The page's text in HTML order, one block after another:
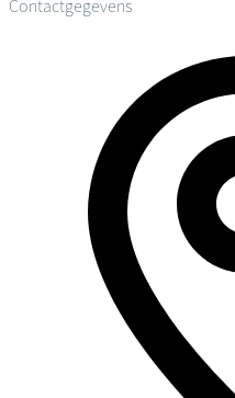
Contactgegevens